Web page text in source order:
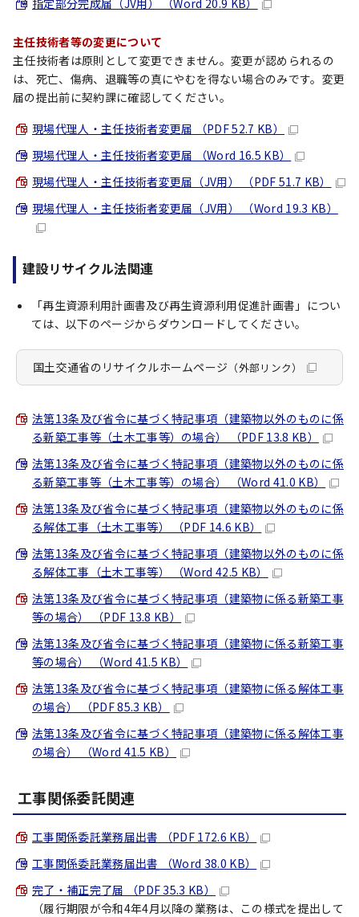
指定部分完成届（JV用） （Word 20.9 KB）
主任技術者等の変更について
主任技術者は原則として変更できません。変更が認められるの
は、死亡、傷病、退職等の真にやむを得ない場合のみです。変更
届の提出前に契約課に確認してください。
現場代理人・主任技術者変更届 （PDF 52.7 KB）
現場代理人・主任技術者変更届 （Word 16.5 KB）
現場代理人・主任技術者変更届（JV用） （PDF 51.7 KB）
現場代理人・主任技術者変更届（JV用） （Word 19.3 KB）
建設リサイクル法関連
「再生資源利用計画書及び再生資源利用促進計画書」につい
ては、以下のページからダウンロードしてください。
国土交通省のリサイクルホームページ （外部リンク）
法第13条及び省令に基づく特記事項（建築物以外のものに係
る新築工事等（土木工事等）の場合） （PDF 13.8 KB）
法第13条及び省令に基づく特記事項（建築物以外のものに係
る新築工事等（土木工事等）の場合） （Word 41.0 KB）
法第13条及び省令に基づく特記事項（建築物以外のものに係
る解体工事（土木工事等） （PDF 14.6 KB）
法第13条及び省令に基づく特記事項（建築物以外のものに係
る解体工事（土木工事等） （Word 42.5 KB）
法第13条及び省令に基づく特記事項（建築物に係る新築工事
等の場合） （PDF 13.8 KB）
法第13条及び省令に基づく特記事項（建築物に係る新築工事
等の場合） （Word 41.5 KB）
法第13条及び省令に基づく特記事項（建築物に係る解体工事
の場合） （PDF 85.3 KB）
法第13条及び省令に基づく特記事項（建築物に係る解体工事
の場合） （Word 41.5 KB）
工事関係委託関連
工事関係委託業務届出書 （PDF 172.6 KB）
工事関係委託業務届出書 （Word 38.0 KB）
完了・補正完了届 （PDF 35.3 KB）
（履行期限が令和4年4月以降の業務は、この様式を提出して